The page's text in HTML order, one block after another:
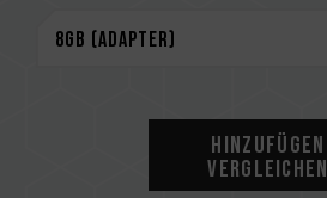
Hinzufügen
Vergleichen